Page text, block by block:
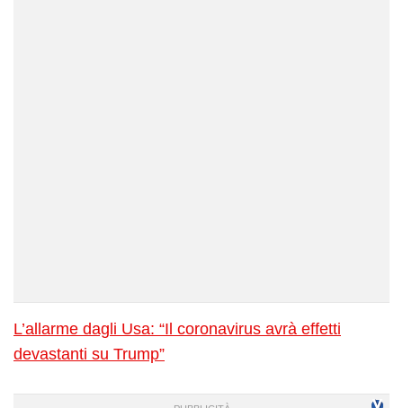
L’allarme dagli Usa: “Il coronavirus avrà effetti
devastanti su Trump”